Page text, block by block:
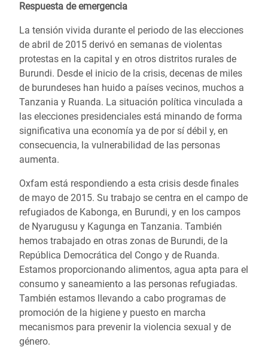
Respuesta de emergencia
La tensión vivida durante el periodo de las elecciones
de abril de 2015 derivó en semanas de violentas
protestas en la capital y en otros distritos rurales de
Burundi. Desde el inicio de la crisis, decenas de miles
de burundeses han huido a países vecinos, muchos a
Tanzania y Ruanda. La situación política vinculada a
las elecciones presidenciales está minando de forma
significativa una economía ya de por sí débil y, en
consecuencia, la vulnerabilidad de las personas
aumenta.
Oxfam está respondiendo a esta crisis desde finales
de mayo de 2015. Su trabajo se centra en el campo de
refugiados de Kabonga, en Burundi, y en los campos
de Nyarugusu y Kagunga en Tanzania. También
hemos trabajado en otras zonas de Burundi, de la
República Democrática del Congo y de Ruanda.
Estamos proporcionando alimentos, agua apta para el
consumo y saneamiento a las personas refugiadas.
También estamos llevando a cabo programas de
promoción de la higiene y puesto en marcha
mecanismos para prevenir la violencia sexual y de
género.